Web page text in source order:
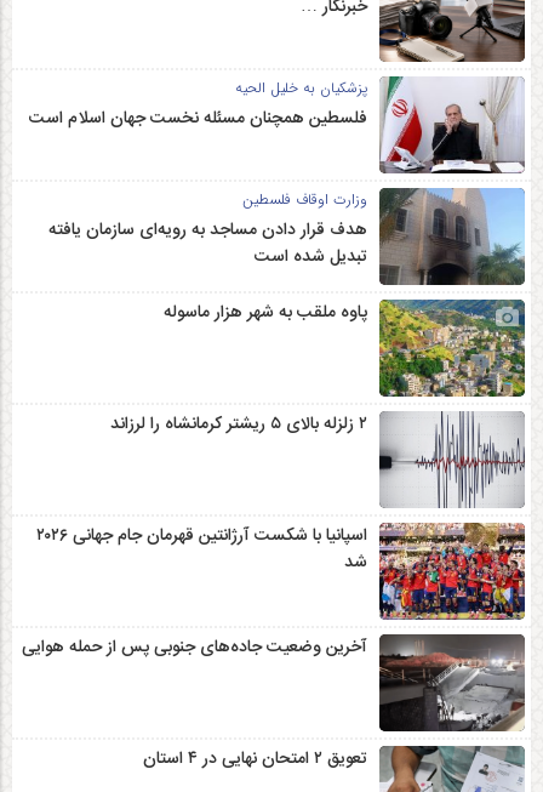
خبرنگار …
پزشکیان به خلیل الحیه
فلسطین همچنان مسئله نخست جهان اسلام است
وزارت اوقاف فلسطین
هدف قرار دادن مساجد به رویه‌ای سازمان‌ یافته
تبدیل شده است
پاوه ملقب به شهر هزار ماسوله
۲ زلزله‌ بالای ۵ ریشتر کرمانشاه را لرزاند
اسپانیا با شکست آرژانتین قهرمان جام جهانی ۲۰۲۶
شد
آخرین وضعیت جاده‌های جنوبی پس از حمله هوایی
تعویق ۲ امتحان نهایی در ۴ استان